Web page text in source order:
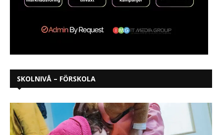
SKOLNIVÅ – FÖRSKOLA